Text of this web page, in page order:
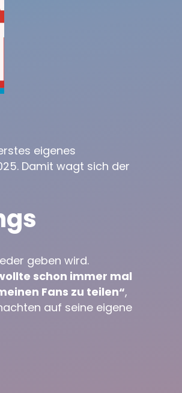
eigenes
Damit wagt sich der
geben wird.
schon immer mal
Fans zu teilen“,
auf seine eigene